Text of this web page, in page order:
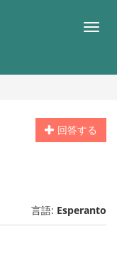
メ
回答する
言語: Esperanto